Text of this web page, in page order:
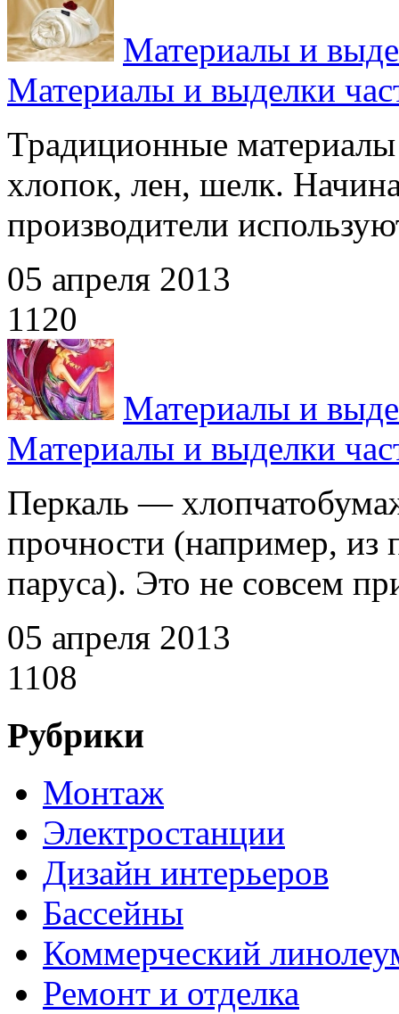
Материалы и
Материалы и выделки
Традиционные
хлопок, лен, шелк.
производители
05 апреля 2013
1120
Материалы и
Материалы и выделки
Перкаль —
прочности (например,
паруса). Это не совсем
05 апреля 2013
1108
Рубрики
Монтаж
Электростанции
Дизайн интерьеров
Бассейны
Коммерческий
Ремонт и отделка